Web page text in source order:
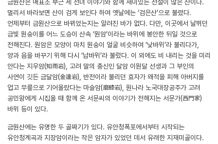
금원산은 매표소 부근 세 선녀 이야기와 함께 재미있는 전설이 많은 산이다.
멀리서 바라보면 산이 검게 보인다 하여 옛날에는 ‘검은산’으로 불렸다.
언제부터 금원산으로 바뀌었는지는 알려진 바가 없다. 다만, 이곳에서 날뛰던
금빛 원숭이를 어느 도승이 산속 ‘원암’이라는 바위에 봉안한 뒤일 것으로
전해진다. 원암은 모양이 마치 원숭이 얼굴 비슷하여 ‘낯바위’라 불리다가,
양과 음을 바꾸기 위해 다시 ‘납바위’라 불렀다. 이 외에도 비 내리는 것을 미리
안다는 지우암(知雨岩), 고려 말의 충신인 달암 이원달 선생과 그 부인의
사연이 깃든 금달암(金達岩), 반전이라 불리던 효자가 왜적을 피해 아버지를
업고 무릎으로 기어올랐다는 마슬암(磨膝岩), 원나라 노국대장공주가 고려
공민왕에게 시집올 때 함께 온 서문씨의 이야기가 전해지는 서문가(西門家)
바위 등이 있다.
금원산에는 유명한 두 골짜기가 있다. 유안청폭포에서부터 시작되는
유안청계곡과 지장암이라는 작은 암자가 있었던 데서 유래한 지재미골이다.